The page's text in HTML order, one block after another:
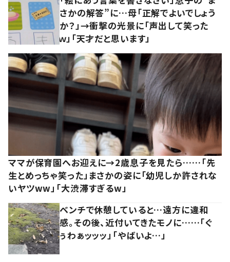
さかの解答”に…母「正解でよいでしょう
か？」→衝撃の光景に「声出して笑った
ｗ」「天才だと思います」
ママが保育園へお迎えに→2歳息子を見たら……「先
生とめっちゃ笑った」まさかの姿に「幼児しか許されな
いヤツww」「大渋滞すぎるw」
ベンチで休憩していると…遠方に違和
感。その後、近付いてきたモノに……「ぐ
ぅわぁッッッ」「やばいよ…」